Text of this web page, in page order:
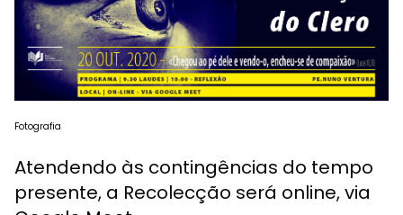
Fotografia
Atendendo às contingências do tempo
presente, a Recolecção será online, via